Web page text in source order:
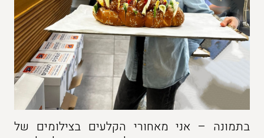
בתמונה – אני מאחורי הקלעים בצילומים של